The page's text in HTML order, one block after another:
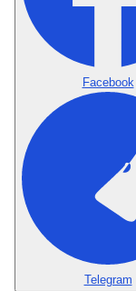
Facebook
Telegram